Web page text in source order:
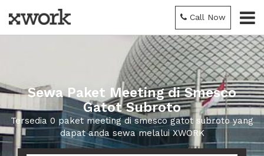
Call Now
Sewa Paket Meeting di Smesco
Gatot Subroto
Tersedia 0 paket meeting di smesco gatot subroto yang
dapat anda sewa melalui XWORK